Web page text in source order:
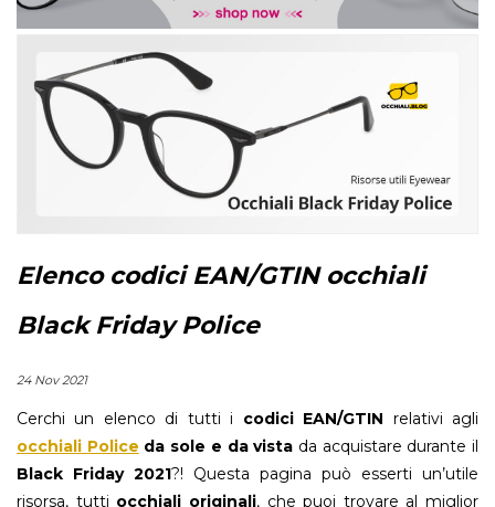
Elenco codici EAN/GTIN occhiali
Black Friday Police
24 Nov 2021
Cerchi un elenco di tutti i codici EAN/GTIN relativi agli
occhiali Police da sole e da vista da acquistare durante il
Black Friday 2021?! Questa pagina può esserti un’utile
risorsa, tutti occhiali originali, che puoi trovare al miglior